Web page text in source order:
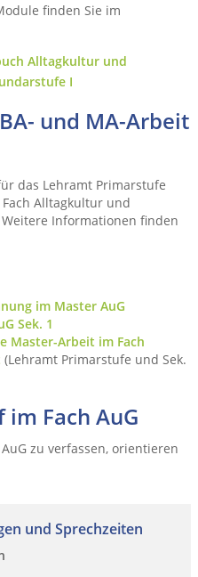
finden Sie im
Alltagkultur und
I
und MA-Arbeit
das Lehramt Primarstufe
Alltagkultur und
Informationen finden
im Master AuG
Sek. 1
Master-Arbeit im Fach
(Lehramt Primarstufe und Sek.
Fach AuG
zu verfassen, orientieren
und Sprechzeiten